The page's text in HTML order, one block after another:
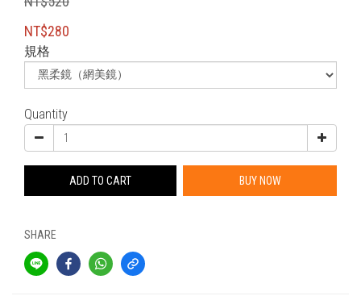
NT$280
規格
Quantity
ADD TO CART BUY NOW
SHARE